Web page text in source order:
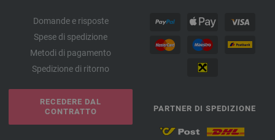
Domande e risposte
Spese di spedizione
Metodi di pagamento
Spedizione di ritorno
RECEDERE DAL
CONTRATTO
PARTNER DI SPEDIZIONE